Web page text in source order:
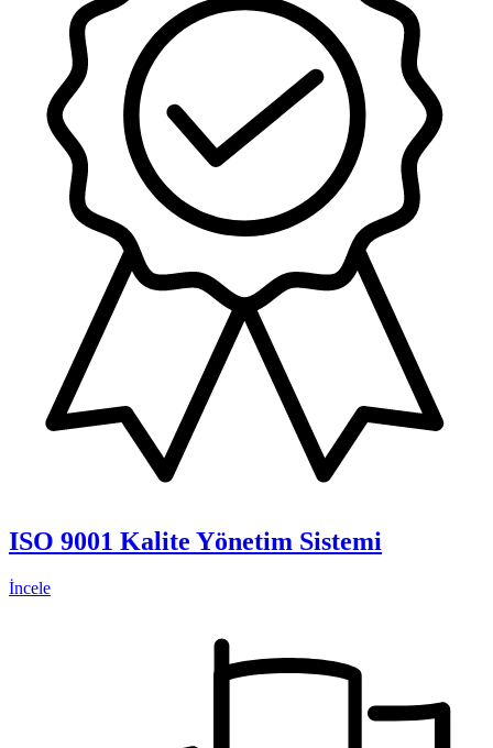
ISO 9001 Kalite Yönetim Sistemi
İncele